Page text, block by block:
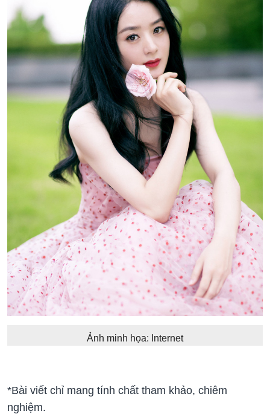
Ảnh minh họa: Internet
*Bài viết chỉ mang tính chất tham khảo, chiêm
nghiệm.